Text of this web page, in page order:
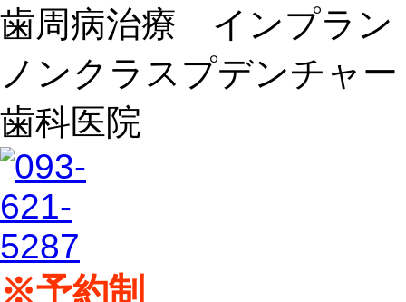
歯周病治療 インプラ
ノンクラスプデンチャ
歯科医院
※予約制